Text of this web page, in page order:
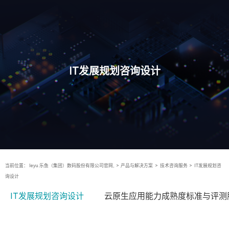
IT发展规划咨询设计
当前位置： leyu.乐鱼（集团）数码股份有限公司官网, > 产品与解决方案 > 技术咨询服务 > IT发展规划咨
询设计
IT发展规划咨询设计 云原生应用能力成熟度标准与评测